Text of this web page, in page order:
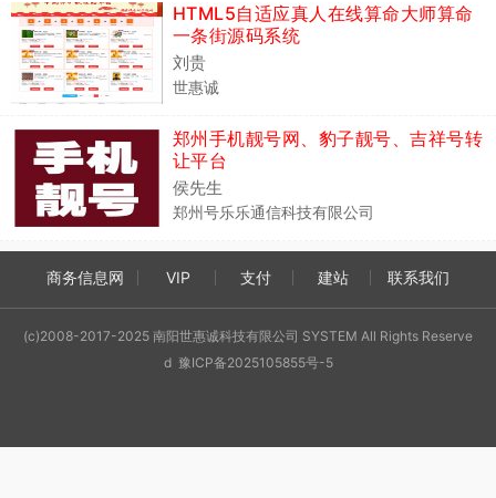
HTML5自适应真人在线算命大师算命
一条街源码系统
刘贵
世惠诚
郑州手机靓号网、豹子靓号、吉祥号转
让平台
侯先生
郑州号乐乐通信科技有限公司
商务信息网 VIP 支付 建站 联系我们
(c)2008-2017-2025 南阳世惠诚科技有限公司 SYSTEM All Rights Reserve
d 豫ICP备2025105855号-5